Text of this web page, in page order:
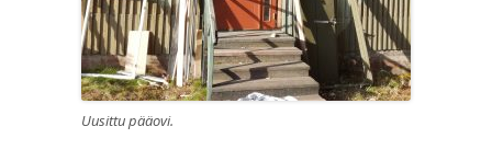
Uusittu pääovi.